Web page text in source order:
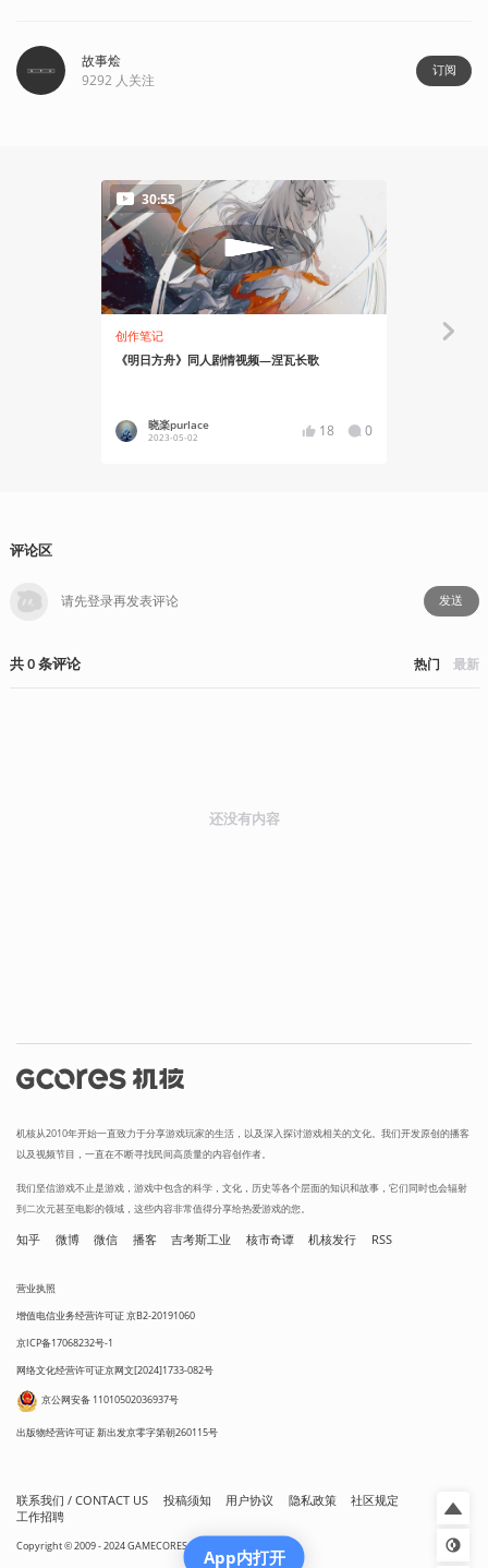
故事烩
9292 人关注
订阅
30:55
创作笔记
《明日方舟》同人剧情视频—涅瓦长歌
晓楽purlace
2023-05-02 18 0
玩出花儿来
评论区
发送
共0条评论 热门 最新
还没有内容
机核从2010年开始一直致力于分享游戏玩家的生活，以及深入探讨游戏相关的文化。我们开发原创的播客
以及视频节目，一直在不断寻找民间高质量的内容创作者。
我们坚信游戏不止是游戏，游戏中包含的科学，文化，历史等各个层面的知识和故事，它们同时也会辐射
到二次元甚至电影的领域，这些内容非常值得分享给热爱游戏的您。
知乎 微博 微信 播客 吉考斯工业 核市奇谭 机核发行 RSS
营业执照
增值电信业务经营许可证 京B2-20191060
京ICP备17068232号-1
网络文化经营许可证京网文[2024]1733-082号
京公网安备 11010502036937号
出版物经营许可证 新出发京零字第朝260115号
联系我们 / CONTACT US 投稿须知 用户协议 隐私政策
社区规定
工作招聘
Copyright © 2009 - 2024 GAMECORES. All Rights Reserved
App内打开